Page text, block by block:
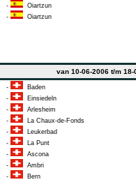
- Oiartzun
- Oiartzun
van 10-06-2006 t/m 18-
- Baden
- Einsiedeln
- Arlesheim
- La Chaux-de-Fonds
- Leukerbad
- La Punt
- Ascona
- Ambri
- Bern